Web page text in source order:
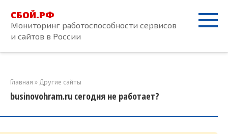
контенту
СБОЙ.РФ
Мониторинг работоспособности сервисов
и сайтов в России
Главная » Другие сайты
businovohram.ru сегодня не работает?